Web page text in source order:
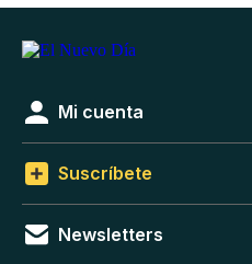
Mi cuenta
Suscríbete
Newsletters